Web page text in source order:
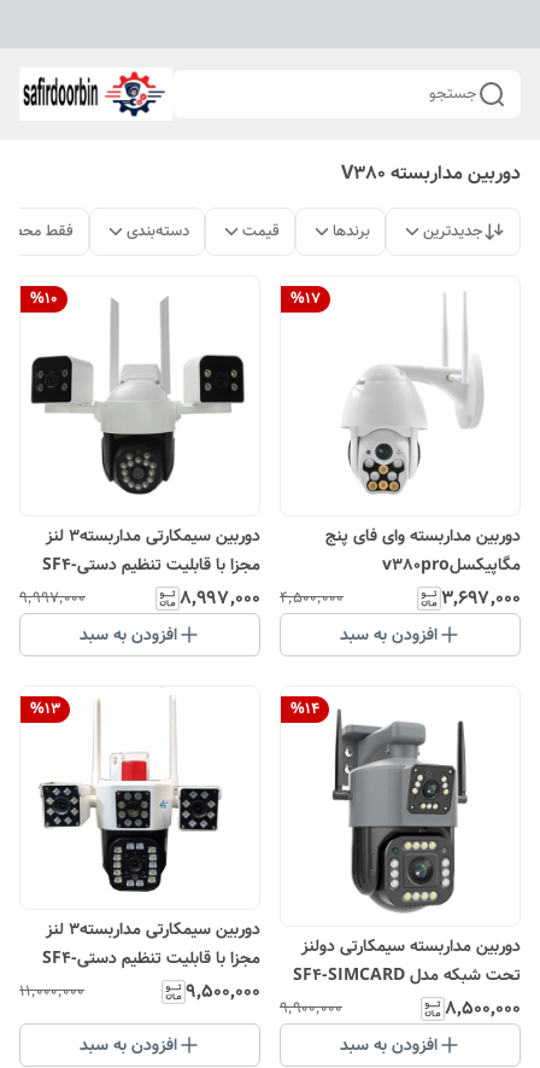
جستجو
دوربین مداربسته V380
جدیدترین برندها قیمت دسته‌بندی فقط
%17
دوربین مداربسته وای فای پنج
مگاپیکسلv380pro
۳٬۶۹۷٬۰۰۰ ۴٬۵۰۰٬۰۰۰
افزودن به سبد
%10
دوربین سیمکارتی مداربسته3 لنز
مجزا با قابلیت تنظیم دستیSF4-
T3LENSE BULLET 4G 12MG
کپی
۸٬۹۹۷٬۰۰۰ ۹٬۹۹۷٬۰۰۰
افزودن به سبد
%14
دوربین مداربسته سیمکارتی دولنز
تحت شبکه مدل SF4-SIMCARD
4G DUAL LENS PRO کپی
۸٬۵۰۰٬۰۰۰ ۹٬۹۰۰٬۰۰۰
افزودن به سبد
%13
دوربین سیمکارتی مداربسته3 لنز
مجزا با قابلیت تنظیم دستیSF4-
Tx3LENSE BULLET 4G 12MG
۹٬۵۰۰٬۰۰۰ ۱۱٬۰۰۰٬۰۰۰
افزودن به سبد